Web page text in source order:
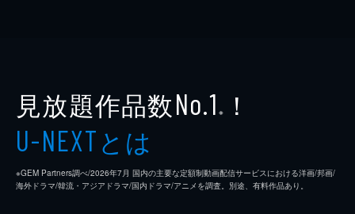
見放題作品数No.1 ※ ！
U-NEXTとは
※GEM Partners調べ/2026年7⽉ 国内の主要な定額制動画配信サービスにおける洋画/邦画/
海外ドラマ/韓流・アジアドラマ/国内ドラマ/アニメを調査。別途、有料作品あり。